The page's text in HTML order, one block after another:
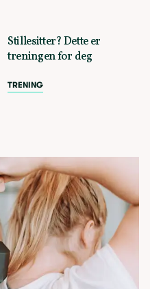
Stillesitter? Dette er
treningen for deg
TRENING